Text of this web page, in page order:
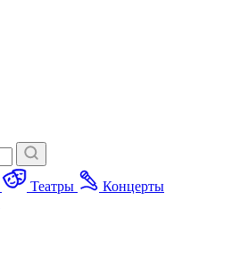
Театры
Концерты